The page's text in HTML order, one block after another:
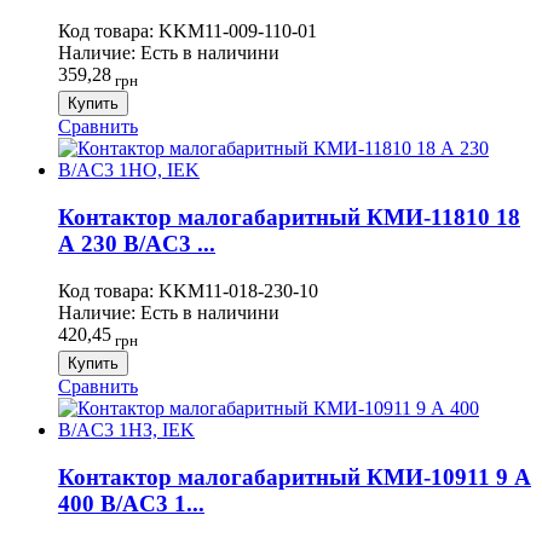
Код товара: KKM11-009-110-01
Наличие: Есть в наличини
359,28 грн
Купить
Сравнить
Контактор малогабаритный КМИ-11810 18
А 230 В/AC3 ...
Код товара: KKM11-018-230-10
Наличие: Есть в наличини
420,45 грн
Купить
Сравнить
Контактор малогабаритный КМИ-10911 9 А
400 В/AC3 1...